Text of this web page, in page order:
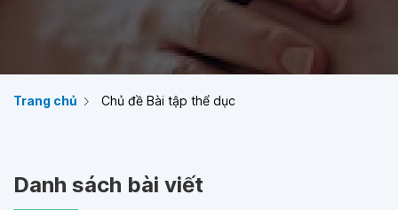
Trang chủ Chủ đề Bài tập thể dục
Danh sách bài viết